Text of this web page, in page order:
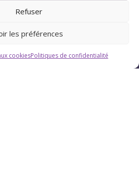
Refuser
les préférences
cookiesPolitiques de confidentialité
samedi : 9h-12h